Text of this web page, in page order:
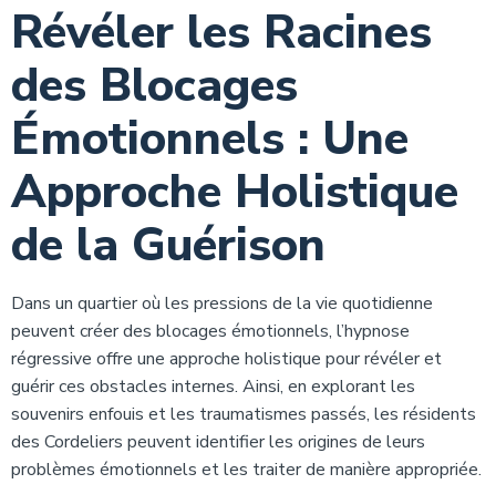
Révéler les Racines
des Blocages
Émotionnels : Une
Approche Holistique
de la Guérison
Dans un quartier où les pressions de la vie quotidienne
peuvent créer des blocages émotionnels, l’hypnose
régressive offre une approche holistique pour révéler et
guérir ces obstacles internes. Ainsi, en explorant les
souvenirs enfouis et les traumatismes passés, les résidents
des Cordeliers peuvent identifier les origines de leurs
problèmes émotionnels et les traiter de manière appropriée.